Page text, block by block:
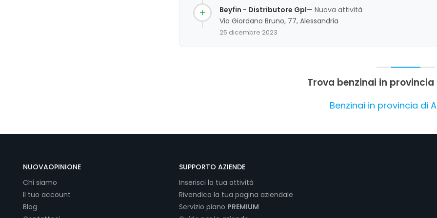
positiva, con punti di forza evidenti nel rapporto qualità-prezzo
Beyfin - Distributore Gpl— Nuova attività
Via Giordano Bruno, 77, Alessandria
25 dicembre 2023
Trova benzinai in
Benzinai in provincia di
NUOVAOPINIONE
Chi siamo
Il tuo account
Blog
SUPPORTO AZIENDE
Inserisci la tua attività
Rivendica la tua pagina aziendale
Servizio piano PREMIUM